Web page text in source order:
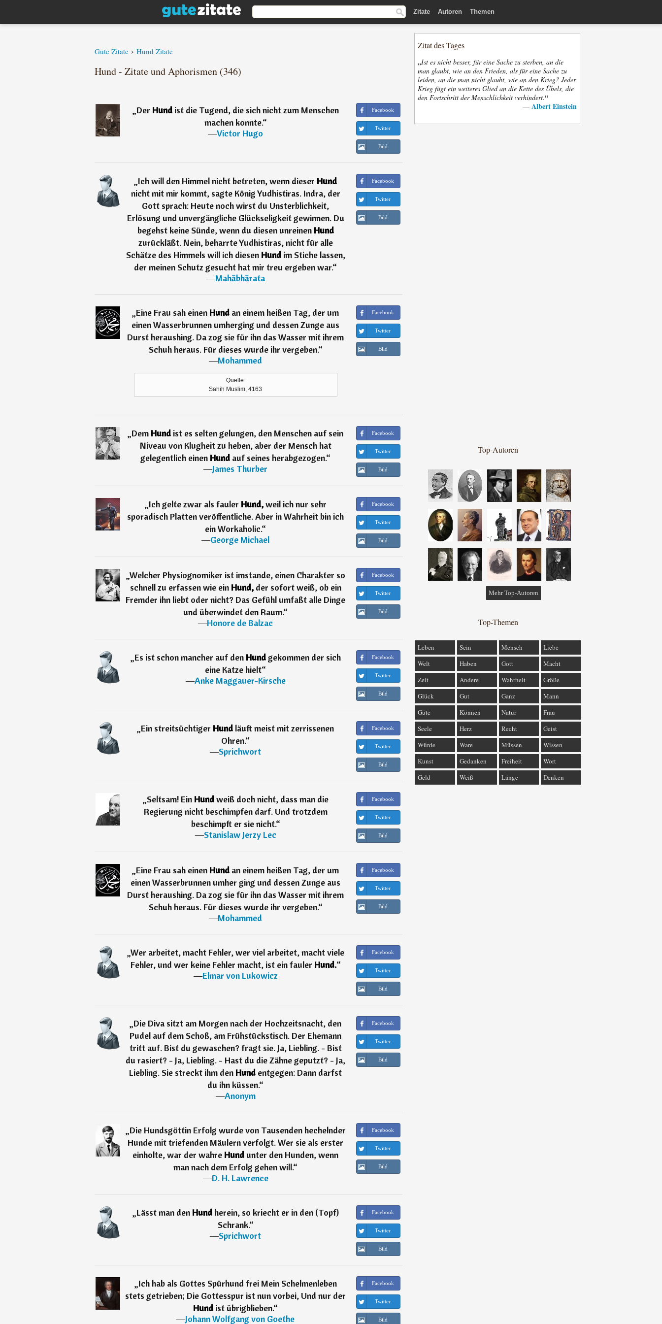
Zitate Autoren Themen
Gute Zitate › Hund Zitate
Hund - Zitate und Aphorismen (346)
„Der Hund ist die Tugend, die sich nicht zum Menschen
machen konnte.“
―Victor Hugo
Facebook
Twitter
Bild
„Ich will den Himmel nicht betreten, wenn dieser Hund
nicht mit mir kommt, sagte König Yudhistiras. Indra, der
Gott sprach: Heute noch wirst du Unsterblichkeit,
Erlösung und unvergängliche Glückseligkeit gewinnen. Du
begehst keine Sünde, wenn du diesen unreinenHund
zurückläßt. Nein, beharrte Yudhistiras, nicht für alle
Schätze des Himmels will ich diesenHund im Stiche lassen,
der meinen Schutz gesucht hat mir treu ergeben war.“
―Mahābhārata
Facebook
Twitter
Bild
„Eine Frau sah einen Hund an einem heißen Tag, der um
einen Wasserbrunnen umherging und dessen Zunge aus
Durst heraushing. Da zog sie für ihn das Wasser mit ihrem
Schuh heraus. Für dieses wurde ihr vergeben.“
―Mohammed
Quelle:
Sahih Muslim, 4163
Facebook
Twitter
Bild
„Dem Hund ist es selten gelungen, den Menschen auf sein
Niveau von Klugheit zu heben, aber der Mensch hat
gelegentlich einen Hund auf seines herabgezogen.“
―James Thurber
Facebook
Twitter
Bild
„Ich gelte zwar als fauler Hund,weil ich nur sehr
sporadisch Platten veröffentliche. Aber in Wahrheit bin ich
ein Workaholic.“
―George Michael
Facebook
Twitter
Bild
„Welcher Physiognomiker ist imstande, einen Charakter so
schnell zu erfassen wie einHund,der sofort weiß, ob ein
Fremder ihn liebt oder nicht? Das Gefühl umfaßt alle Dinge
und überwindet den Raum.“
―Honore de Balzac
Facebook
Twitter
Bild
„Es ist schon mancher auf denHundgekommen der sich
eine Katze hielt“
―Anke Maggauer-Kirsche
Facebook
Twitter
Bild
„Ein streitsüchtiger Hund läuft meist mit zerrissenen
Ohren.“
―Sprichwort
Facebook
Twitter
Bild
„Seltsam! EinHundweiß doch nicht, dass man die
Regierung nicht beschimpfen darf. Und trotzdem
beschimpft er sie nicht.“
―Stanislaw Jerzy Lec
Facebook
Twitter
Bild
„Eine Frau sah einen Hund an einem heißen Tag, der um
einen Wasserbrunnen umher ging und dessen Zunge aus
Durst heraushing. Da zog sie für ihn das Wasser mit ihrem
Schuh heraus. Für dieses wurde ihr vergeben.“
―Mohammed
Facebook
Twitter
Bild
„Wer arbeitet, macht Fehler, wer viel arbeitet, macht viele
Fehler, und wer keine Fehler macht, ist ein fauler Hund.“
―Elmar von Lukowicz
Facebook
Twitter
Bild
„Die Diva sitzt am Morgen nach der Hochzeitsnacht, den
Pudel auf dem Schoß, am Frühstückstisch. Der Ehemann
tritt auf. Bist du gewaschen? fragt sie. Ja, Liebling. - Bist
du rasiert? - Ja, Liebling. - Hast du die Zähne geputzt? - Ja,
Liebling. Sie streckt ihm den Hund entgegen: Dann darfst
du ihn küssen.“
―Anonym
Facebook
Twitter
Bild
„Die Hundsgöttin Erfolg wurde von Tausenden hechelnder
Hunde mit triefenden Mäulern verfolgt. Wer sie als erster
einholte, war der wahre Hundunter den Hunden, wenn
man nach dem Erfolg gehen will.“
―D. H. Lawrence
Facebook
Twitter
Bild
„Lässt man denHund herein, so kriecht er in den (Topf)
Schrank.“
―Sprichwort
Facebook
Twitter
Bild
„Ich hab als Gottes Spürhund frei Mein Schelmenleben
stets getrieben; Die Gottesspur ist nun vorbei, Und nur der
Hund ist übrigblieben.“
―Johann Wolfgang von Goethe
Facebook
Twitter
Bild
Zitat des Tages
„Ist es nicht besser, für eine Sache zu sterben, an die
man glaubt, wie an den Frieden, als für eine Sache zu
leiden, an die man nicht glaubt, wie an den Krieg? Jeder
Krieg fügt ein weiteres Glied an die Kette des Übels, die
den Fortschritt der Menschlichkeit verhindert.“
— Albert Einstein
Top-Autoren
Mehr Top-Autoren
Top-Themen
Leben Sein Mensch
Liebe
Welt
Haben Gott
Macht
Zeit
Andere Wahrheit
Größe
Glück
Gut Ganz
Mann
Güte
Können Natur
Frau
Seele
Herz Recht
Geist
Würde
Ware Müssen
Wissen
Kunst
Gedanken Freiheit
Wort
Geld
Weiß Länge Denken